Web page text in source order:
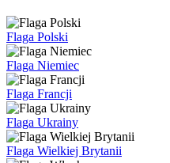
Flaga Polski
Flaga Niemiec
Flaga Francji
Flaga Ukrainy
Flaga Wielkiej Brytanii